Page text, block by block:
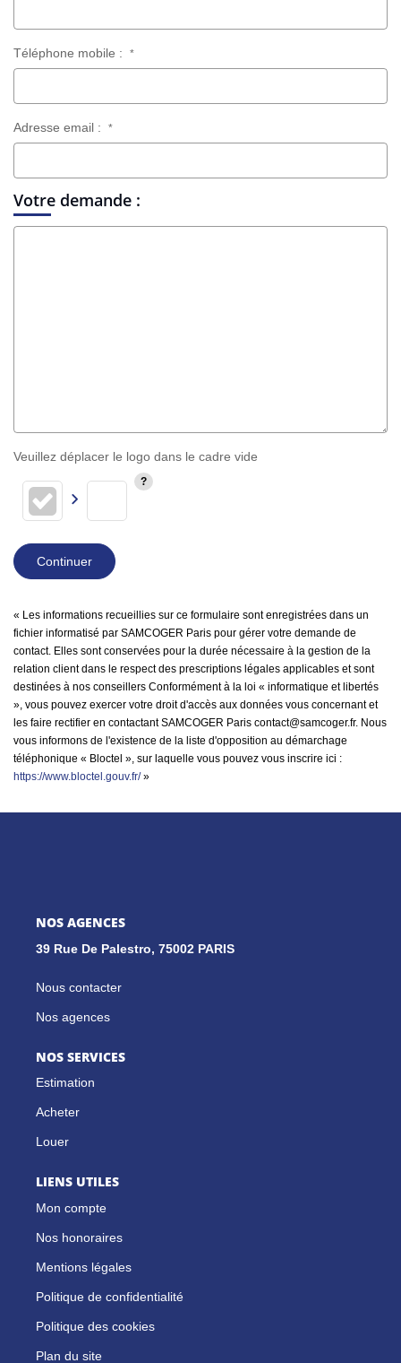
Téléphone mobile : *
Adresse email : *
Votre demande :
Veuillez déplacer le logo dans le cadre vide
Continuer
« Les informations recueillies sur ce formulaire sont enregistrées dans un
fichier informatisé par SAMCOGER Paris pour gérer votre demande de
contact. Elles sont conservées pour la durée nécessaire à la gestion de la
relation client dans le respect des prescriptions légales applicables et sont
destinées à nos conseillers Conformément à la loi « informatique et libertés
», vous pouvez exercer votre droit d'accès aux données vous concernant et
les faire rectifier en contactant SAMCOGER Paris contact@samcoger.fr. Nous
vous informons de l'existence de la liste d'opposition au démarchage
téléphonique « Bloctel », sur laquelle vous pouvez vous inscrire ici :
https://www.bloctel.gouv.fr/»
NOS AGENCES
39 Rue De Palestro, 75002 PARIS
Nous contacter
Nos agences
NOS SERVICES
Estimation
Acheter
Louer
LIENS UTILES
Mon compte
Nos honoraires
Mentions légales
Politique de confidentialité
Politique des cookies
Plan du site